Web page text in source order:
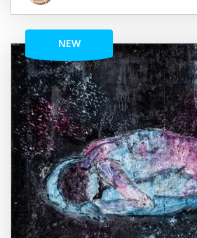
NEW